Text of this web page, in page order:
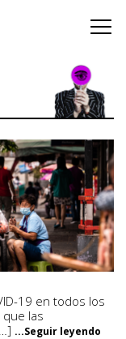
19 en todos los
las
...Seguir leyendo